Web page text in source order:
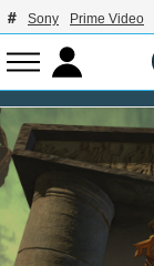
Sony Prime Video